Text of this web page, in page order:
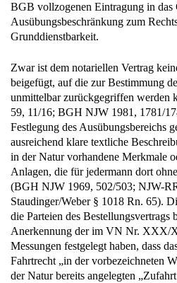
BGB vollzogenen Eintragung in das
Ausübungsbeschränkung zum
Grunddienstbarkeit.
Zwar ist dem notariellen Vertrag
beigefügt, auf die zur Bestimmung
unmittelbar zurückgegriffen werden
59, 11/16; BGH NJW 1981, 1781/
Festlegung des Ausübungsbereichs
ausreichend klare textliche
in der Natur vorhandene Merkmale
Anlagen, die für jedermann dort
(BGH NJW 1969, 502/503; NJW-
Staudinger/Weber § 1018 Rn. 65).
die Parteien des Bestellungsvertrags
Anerkennung der im VN Nr. XXX/
Messungen festgelegt haben, dass
Fahrtrecht „in der vorbezeichneten
der Natur bereits angelegten